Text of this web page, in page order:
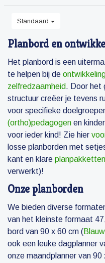
Standaard
Planbord en
Het planbord is een
te helpen bij de
zelfredzaamheid. Door het
structuur creëer je tevens
voor specifieke
(ortho)pedagogen en
voor ieder kind! Zie hier
losse planborden met
kant en klare planpakketten
verwerkt)!
Onze planborden
We bieden diverse
van het kleinste formaat
bord van 90 x 60 cm (
ook een leuke dagplanner
onze maandplanner van